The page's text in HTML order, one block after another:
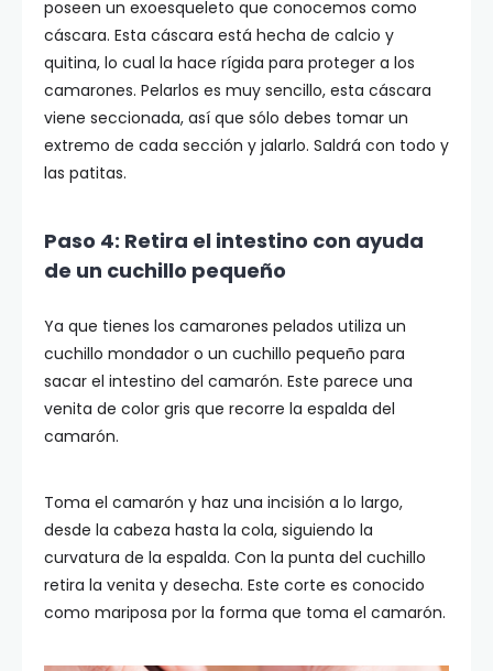
poseen un exoesqueleto que conocemos como
cáscara. Esta cáscara está hecha de calcio y
quitina, lo cual la hace rígida para proteger a los
camarones. Pelarlos es muy sencillo, esta cáscara
viene seccionada, así que sólo debes tomar un
extremo de cada sección y jalarlo. Saldrá con todo y
las patitas.
Paso 4: Retira el intestino con ayuda
de un cuchillo pequeño
Ya que tienes los camarones pelados utiliza un
cuchillo mondador o un cuchillo pequeño para
sacar el intestino del camarón. Este parece una
venita de color gris que recorre la espalda del
camarón.
Toma el camarón y haz una incisión a lo largo,
desde la cabeza hasta la cola, siguiendo la
curvatura de la espalda. Con la punta del cuchillo
retira la venita y desecha. Este corte es conocido
como mariposa por la forma que toma el camarón.